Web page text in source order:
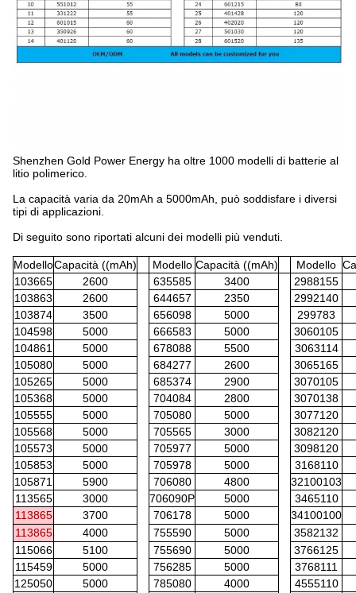
Shenzhen Gold Power Energy ha oltre 1000 modelli di batterie al
litio polimerico.
La capacità varia da 20mAh a 5000mAh, può soddisfare i diversi
tipi di applicazioni.
Di seguito sono riportati alcuni dei modelli più venduti.
ModelloCapacità ((mAh) Modello Capacità ((mAh) Modello
103665
2600 635585 3400
2988155
103863
2600 644657 2350
2992140
103874
3500 656098 5000
299783
104598
5000 666583 5000
3060105
104861
5000 678088 5500
3063114
105080
5000 684277 2600
3065165
105265
5000 685374 2900
3070105
105368
5000 704084 2800
3070138
105555
5000 705080 5000
3077120
105568
5000 705565 3000
3082120
105573
5000 705977 5000
3098120
105853
5000 705978 5000
3168110
105871
5900 706080 4800
32100103
113565
3000 706090P 5000
3465110
113865
3700 706178 5000
34100100
113865
4000 755590 5000
3582132
115066
5100 755690 5000
3766125
115459
5000 756285 5000
3768111
125050
5000 785080 4000
4555110